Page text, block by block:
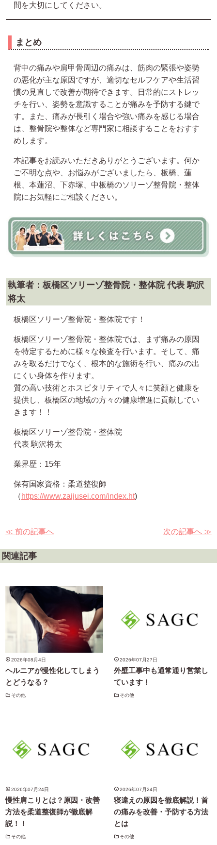
間を大切にしてください。
まとめ
背中の痛みや肩甲骨周辺の痛みは、筋肉の緊張や姿勢
の悪化が主な原因ですが、適切なセルフケアや生活習
慣の見直しで改善が期待できます。日常的にストレッ
チを行い、姿勢を意識することが痛みを予防する鍵で
す。また、痛みが長引く場合や強い痛みを感じる場合
は、整骨院や整体など専門家に相談することをおすす
めします。
本記事をお読みいただきありがとうございます。何か
ご不明な点や、お悩みがございましたら、板橋、蓮
根、本蓮沼、下赤塚、中板橋のソリーゾ整骨院・整体
院にお気軽にご相談ください。
執筆者：板橋区ソリーゾ整骨院・整体院 代表 駒沢
将太
板橋区ソリーゾ整骨院・整体院です！
板橋区ソリーゾ整骨院・整体院では、まず痛みの原因
を特定するために様々な検査を行います。そして、痛
みを取るだけでなく、根本的な施術を行い、痛みの出
にくい身体を作ります。
質の高い技術とホスピタリティで人々に笑顔と健康を
提供し、板橋区の地域の方々の健康増進に貢献してい
きます！！
板橋区ソリーゾ整骨院・整体院
代表 駒沢将太
業界歴：15年
保有国家資格：柔道整復師
（ https://www.zaijusei.com/index.ht)
≪ 前の記事へ 次の記事へ ≫
関連記事
2026年08月4日
ヘルニアが慢性化してしまう
とどうなる？
その他
2026年07月27日
外壁工事中も通常通り営業し
ています！
その他
2026年07月24日
慢性肩こりとは？原因・改善
方法を柔道整復師が徹底解
説！！
その他
2026年07月24日
寝違えの原因を徹底解説！首
の痛みを改善・予防する方法
とは
その他